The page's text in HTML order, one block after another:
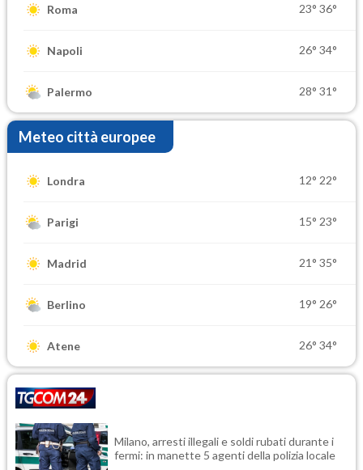
Roma 23° 36°
Napoli 26° 34°
Palermo 28° 31°
Meteo città europee
Londra 12° 22°
Parigi 15° 23°
Madrid 21° 35°
Berlino 19° 26°
Atene 26° 34°
Milano, arresti illegali e soldi rubati durante i
fermi: in manette 5 agenti della polizia locale